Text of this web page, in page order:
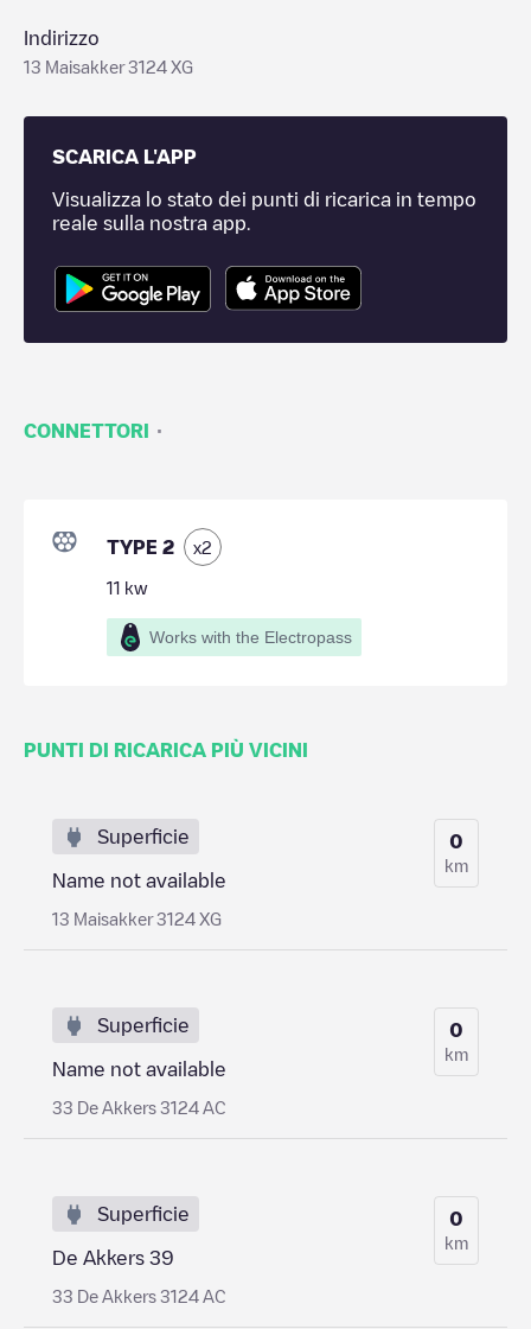
Indirizzo
13 Maisakker 3124 XG
SCARICA L'APP
Visualizza lo stato dei punti di ricarica in tempo
reale sulla nostra app.
CONNETTORI ·
TYPE 2 x2
11 kw
Works with the Electropass
PUNTI DI RICARICA PIÙ VICINI
Superficie
Name not available
13 Maisakker 3124 XG
0
km
Superficie
Name not available
33 De Akkers 3124 AC
0
km
Superficie
De Akkers 39
33 De Akkers 3124 AC
0
km